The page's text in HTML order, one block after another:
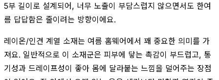
5부 길이로 설계되어, 너무 노출이 부담스럽지 않으면서도 한여
름 답답함은 줄이려는 방향이에요.
레이온/인견 계열 소재는 여름 홈웨어에서 꽤 중요한 의미를 가
져요. 일반적으로 이 소재군은 피부에 닿는 촉감이 부드럽고, 통
기성과 드레이프성이 좋아 몸에 달라붙는 느낌을 덜어주는 장점